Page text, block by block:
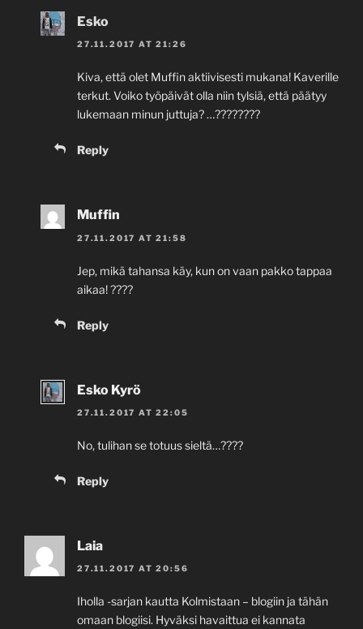
Esko
27.11.2017 AT 21:26
Kiva, että olet Muffin aktiivisesti mukana! Kaverille
terkut. Voiko työpäivät olla niin tylsiä, että päätyy
lukemaan minun juttuja? …????????
Reply
Muffin
27.11.2017 AT 21:58
Jep, mikä tahansa käy, kun on vaan pakko tappaa
aikaa! ????
Reply
Esko Kyrö
27.11.2017 AT 22:05
No, tulihan se totuus sieltä…????
Reply
Laia
27.11.2017 AT 20:56
Iholla -sarjan kautta Kolmistaan – blogiin ja tähän
omaan blogiisi. Hyväksi havaittua ei kannata